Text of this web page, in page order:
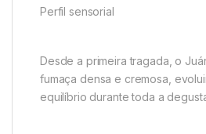
Perfil sensorial
Desde a primeira tragada, o
fumaça densa e cremosa,
equilíbrio durante toda a